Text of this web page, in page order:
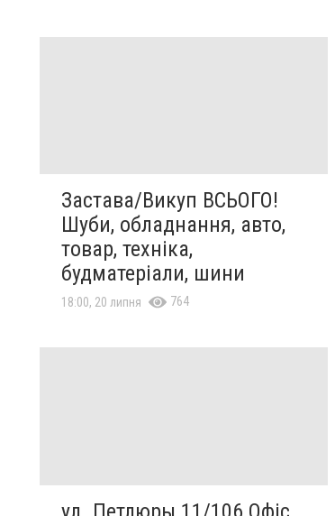
Застава/Викуп ВСЬОГО!
Шуби, обладнання, авто,
товар, техніка,
будматеріали, шини
18:00, 20 липня 764